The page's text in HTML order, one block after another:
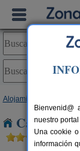
Alojamientos
Casas
Bienvenid@
nuestro
Una cookie
información